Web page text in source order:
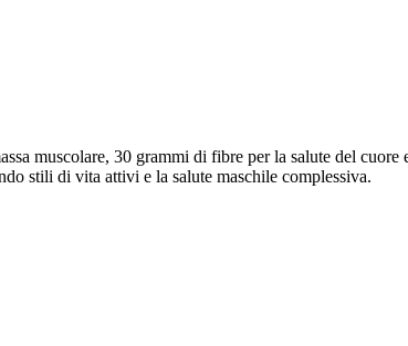
muscolare, 30 grammi di fibre per la salute del cuore
stili di vita attivi e la salute maschile complessiva.